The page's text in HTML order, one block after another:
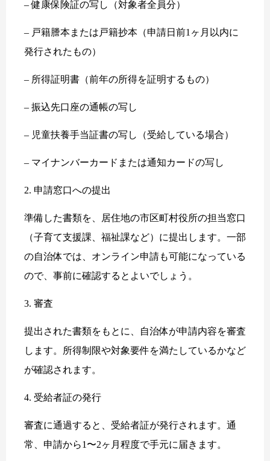
– 健康保険証の写し（対象者全員分）
– 戸籍謄本または戸籍抄本（申請日前1ヶ月以内に
発行されたもの）
– 所得証明書（前年の所得を証明するもの）
– 振込先口座の通帳の写し
– 児童扶養手当証書の写し（受給している場合）
– マイナンバーカードまたは通知カードの写し
2. 申請窓口への提出
準備した書類を、居住地の市区町村役所の担当窓口
（子育て支援課、福祉課など）に提出します。一部
の自治体では、オンライン申請も可能になっている
ので、事前に確認するとよいでしょう。
3. 審査
提出された書類をもとに、自治体が申請内容を審査
します。所得制限や対象要件を満たしているかなど
が確認されます。
4. 受給者証の発行
審査に通過すると、受給者証が発行されます。通
常、申請から1〜2ヶ月程度で手元に届きます。